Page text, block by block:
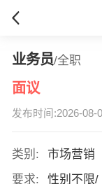
业务员/全职
面议
发布时间:2026-08-
类别:
市场营销
要求:
性别不限/